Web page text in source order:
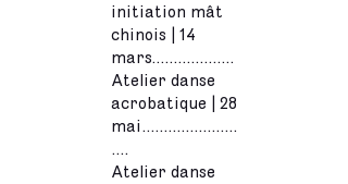
initiation mât
chinois | 14
mars...................
Atelier danse
acrobatique | 28
mai......................
....
Atelier danse